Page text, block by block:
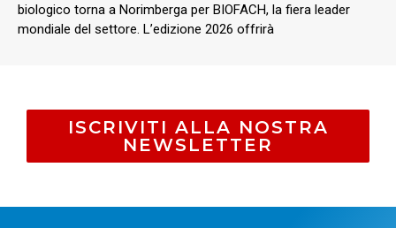
biologico torna a Norimberga per BIOFACH, la fiera leader
mondiale del settore. L’edizione 2026 offrirà
ISCRIVITI ALLA NOSTRA
NEWSLETTER